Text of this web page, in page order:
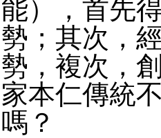
能），首先
勢；其次，
勢，複次，
家本仁傳統
嗎？